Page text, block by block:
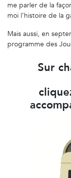
me parler de la
moi l’histoire de la
Mais aussi, en
programme des
Sur